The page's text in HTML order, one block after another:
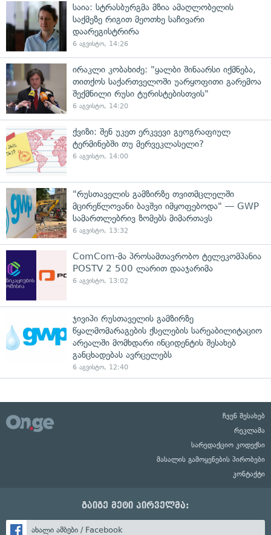
საია: სტრასბურგმა მზია ამაღლობელის
საქმეზე რიგით მეოთხე საჩივარი
დაარეგისტრირა
6 აგვისტო, 14:26
ირაკლი კობახიძე: "ყალბი შინაარსი იქმნება,
თითქოს საქართველოში უარყოფითი გარემოა
შექმნილი რუსი ტურისტებისთვის"
6 აგვისტო, 14:20
ქვიზი: შენ უკეთ ერკვევი გეოგრაფიულ
ტერმინებში თუ მერვეკლასელი?
6 აგვისტო, 14:00
"რუსთაველის გამზირზე თვითმცლელში
მცირეწლოვანი ბავშვი იმყოფებოდა" — GWP
სამართლებრივ ზომებს მიმართავს
6 აგვისტო, 13:32
ComCom-მა პროსამთავრობო ტელეკომპანია
POSTV 2 500 ლარით დააჯარიმა
6 აგვისტო, 13:02
ჯივიპი რუსთაველის გამზირზე
წყალმომარაგების ქსელების სარეაბილიტაციო
არეალში მომხდარი ინციდენტის შესახებ
განცხადებას ავრცელებს
6 აგვისტო, 12:40
ჩვენ შესახებ
რეკლამა
სარედაქციო კოდექსი
მასალის გამოყენების პირობები
კონტაქტი
გაიგე მეტი პირველმა:
ახალი ამბები / Facebook